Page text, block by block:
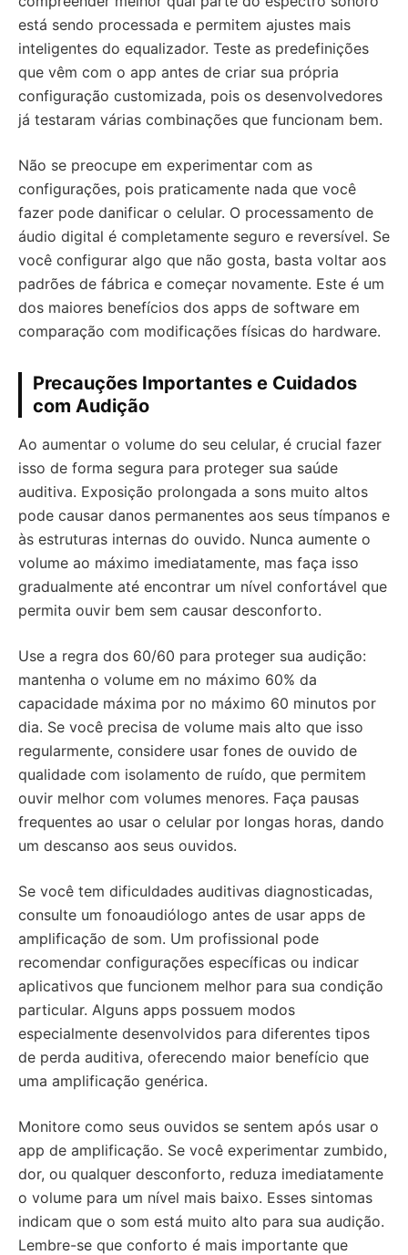
está sendo processada e permitem ajustes mais
inteligentes do equalizador. Teste as predefinições
que vêm com o app antes de criar sua própria
configuração customizada, pois os desenvolvedores
já testaram várias combinações que funcionam bem.
Não se preocupe em experimentar com as
configurações, pois praticamente nada que você
fazer pode danificar o celular. O processamento de
áudio digital é completamente seguro e reversível. Se
você configurar algo que não gosta, basta voltar aos
padrões de fábrica e começar novamente. Este é um
dos maiores benefícios dos apps de software em
comparação com modificações físicas do hardware.
Precauções Importantes e Cuidados
com Audição
Ao aumentar o volume do seu celular, é crucial fazer
isso de forma segura para proteger sua saúde
auditiva. Exposição prolongada a sons muito altos
pode causar danos permanentes aos seus tímpanos e
às estruturas internas do ouvido. Nunca aumente o
volume ao máximo imediatamente, mas faça isso
gradualmente até encontrar um nível confortável que
permita ouvir bem sem causar desconforto.
Use a regra dos 60/60 para proteger sua audição:
mantenha o volume em no máximo 60% da
capacidade máxima por no máximo 60 minutos por
dia. Se você precisa de volume mais alto que isso
regularmente, considere usar fones de ouvido de
qualidade com isolamento de ruído, que permitem
ouvir melhor com volumes menores. Faça pausas
frequentes ao usar o celular por longas horas, dando
um descanso aos seus ouvidos.
Se você tem dificuldades auditivas diagnosticadas,
consulte um fonoaudiólogo antes de usar apps de
amplificação de som. Um profissional pode
recomendar configurações específicas ou indicar
aplicativos que funcionem melhor para sua condição
particular. Alguns apps possuem modos
especialmente desenvolvidos para diferentes tipos
de perda auditiva, oferecendo maior benefício que
uma amplificação genérica.
Monitore como seus ouvidos se sentem após usar o
app de amplificação. Se você experimentar zumbido,
dor, ou qualquer desconforto, reduza imediatamente
o volume para um nível mais baixo. Esses sintomas
indicam que o som está muito alto para sua audição.
Lembre-se que conforto é mais importante que